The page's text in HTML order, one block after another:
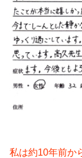
私は約10年前か